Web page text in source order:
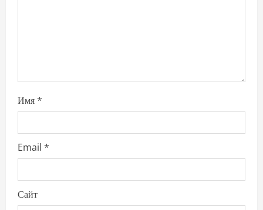
Имя*
Email *
Сайт